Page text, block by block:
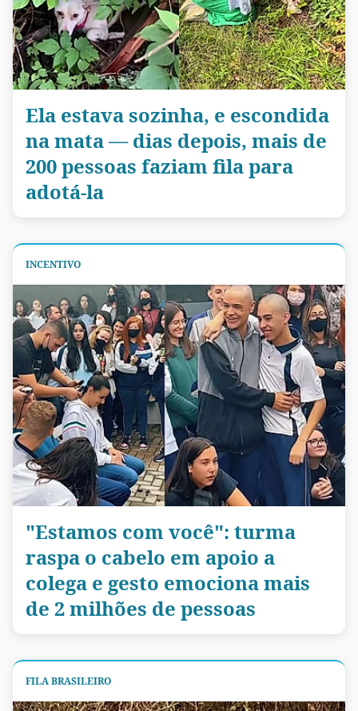
Ela estava sozinha, e escondida
na mata — dias depois, mais de
200 pessoas faziam fila para
adotá-la
INCENTIVO
"Estamos com você": turma
raspa o cabelo em apoio a
colega e gesto emociona mais
de 2 milhões de pessoas
FILA BRASILEIRO